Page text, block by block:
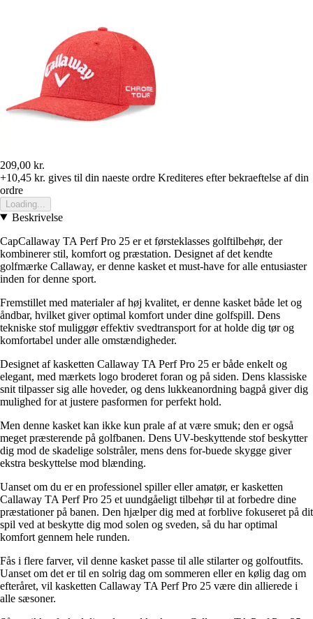
209,00 kr.
+10,45 kr. gives til din naeste ordre Krediteres efter bekraeftelse af din
ordre
Loading...
Beskrivelse
CapCallaway TA Perf Pro 25 er et førsteklasses golftilbehør, der
kombinerer stil, komfort og præstation. Designet af det kendte
golfmærke Callaway, er denne kasket et must-have for alle entusiaster
inden for denne sport.
Fremstillet med materialer af høj kvalitet, er denne kasket både let og
åndbar, hvilket giver optimal komfort under dine golfspill. Dens
tekniske stof muliggør effektiv svedtransport for at holde dig tør og
komfortabel under alle omstændigheder.
Designet af kasketten Callaway TA Perf Pro 25 er både enkelt og
elegant, med mærkets logo broderet foran og på siden. Dens klassiske
snit tilpasser sig alle hoveder, og dens lukkeanordning bagpå giver dig
mulighed for at justere pasformen for perfekt hold.
Men denne kasket kan ikke kun prale af at være smuk; den er også
meget præsterende på golfbanen. Dens UV-beskyttende stof beskytter
dig mod de skadelige solstråler, mens dens for-buede skygge giver
ekstra beskyttelse mod blænding.
Uanset om du er en professionel spiller eller amatør, er kasketten
Callaway TA Perf Pro 25 et uundgåeligt tilbehør til at forbedre dine
præstationer på banen. Den hjælper dig med at forblive fokuseret på dit
spil ved at beskytte dig mod solen og sveden, så du har optimal
komfort gennem hele runden.
Fås i flere farver, vil denne kasket passe til alle stilarter og golfoutfits.
Uanset om det er til en solrig dag om sommeren eller en kølig dag om
efteråret, vil kasketten Callaway TA Perf Pro 25 være din allierede i
alle sæsoner.